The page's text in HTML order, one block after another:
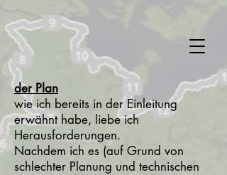
der Plan
wie ich bereits in der Einleitung
erwähnt habe, liebe ich
Herausforderungen.
Nachdem ich es (auf Grund von
schlechter Planung und technischen